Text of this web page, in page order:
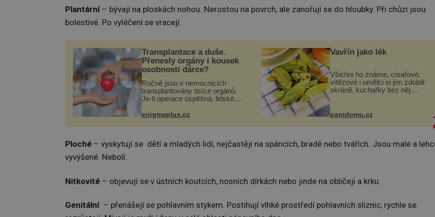
Plantární – bývají na ploskách nohou. Nerostou na povrch, ale zanořují se do hloubky. Při chůzi jsou
bolestivé. Po vyléčení se vracejí.
Transplantace a duše.
Přenesly orgány i kousek
osobnosti dárce?
Ročně jsou v nemocnicích
transplantovány tisíce orgánů.
Je-li operace úspěšná, lidské
své a pacient může vést
při transplantaci nepřijímám...
enigmaplus.cz
Vavřín jako lék
Všichni ho známe, císařové,
vítězové i umělci si jím zdobili
skráně, kuchařky bez něj
zmírnit některé naše neduhy.
Obsahuje v malém množství
ně...
panidomu.cz
Ploché – vyskytují se dětí a mladých lidí, nejčastěji na spáncích, bradě nebo tvářích. Jsou malé a
vyvýšené. Nebolí.
Nitkovité – objevují se v ústních koutcích, nosních dírkách nebo jinde na obličeji a krku.
Genitální – přenášejí se pohlavním stykem. Postihují vlhké prostředí pohlavních sliznic, rychle se